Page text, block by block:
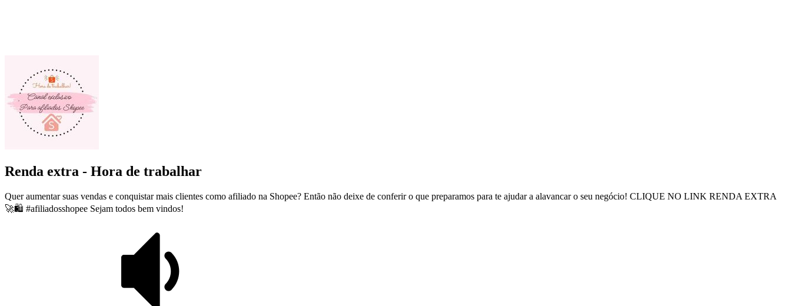
Renda extra - Hora de trabalhar
Quer aumentar suas vendas e conquistar mais clientes como afiliado na Shopee? Então não deixe de conferir o que preparamos para te ajudar a alavancar o seu negócio! CLIQUE NO LINK RENDA EXTRA
🚀🛍️ #afiliadosshopee Sejam todos bem vindos!